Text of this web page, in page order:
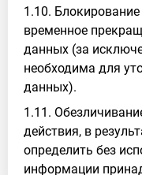
1.10.
временное
данных (за
необходима для
данных).
1.11.
действия, в
определить без
информации